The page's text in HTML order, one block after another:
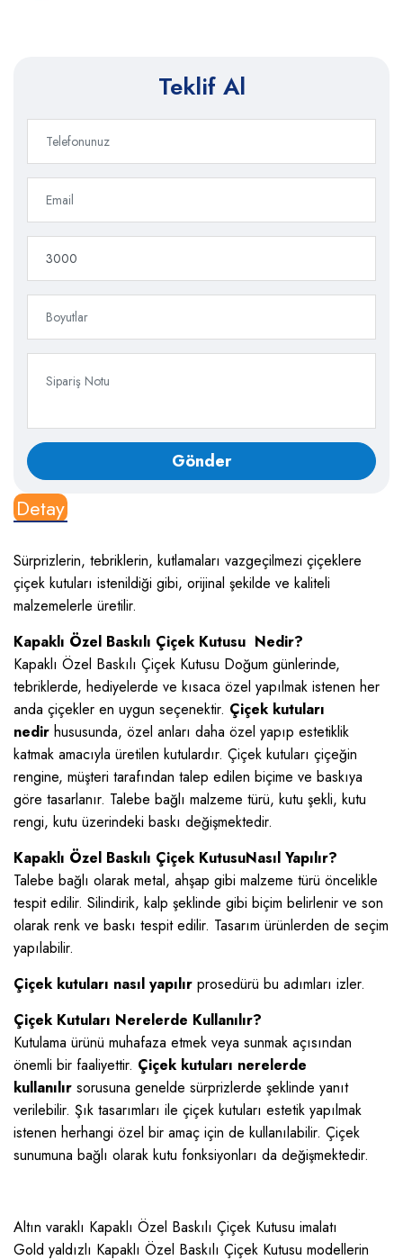
Teklif Al
Detay
Sürprizlerin, tebriklerin, kutlamaları vazgeçilmezi çiçeklere
çiçek kutuları istenildiği gibi, orijinal şekilde ve kaliteli
malzemelerle üretilir.
Kapaklı Özel Baskılı Çiçek Kutusu Nedir?
Kapaklı Özel Baskılı Çiçek Kutusu Doğum günlerinde,
tebriklerde, hediyelerde ve kısaca özel yapılmak istenen her
anda çiçekler en uygun seçenektir. Çiçek kutuları
nedir hususunda, özel anları daha özel yapıp estetiklik
katmak amacıyla üretilen kutulardır. Çiçek kutuları çiçeğin
rengine, müşteri tarafından talep edilen biçime ve baskıya
göre tasarlanır. Talebe bağlı malzeme türü, kutu şekli, kutu
rengi, kutu üzerindeki baskı değişmektedir.
Kapaklı Özel Baskılı Çiçek KutusuNasıl Yapılır?
Talebe bağlı olarak metal, ahşap gibi malzeme türü öncelikle
tespit edilir. Silindirik, kalp şeklinde gibi biçim belirlenir ve son
olarak renk ve baskı tespit edilir. Tasarım ürünlerden de seçim
yapılabilir.
Çiçek kutuları nasıl yapılır prosedürü bu adımları izler.
Çiçek Kutuları Nerelerde Kullanılır?
Kutulama ürünü muhafaza etmek veya sunmak açısından
önemli bir faaliyettir. Çiçek kutuları nerelerde
kullanılır sorusuna genelde sürprizlerde şeklinde yanıt
verilebilir. Şık tasarımları ile çiçek kutuları estetik yapılmak
istenen herhangi özel bir amaç için de kullanılabilir. Çiçek
sunumuna bağlı olarak kutu fonksiyonları da değişmektedir.
Altın varaklı Kapaklı Özel Baskılı Çiçek Kutusu imalatı
Gold yaldızlı Kapaklı Özel Baskılı Çiçek Kutusu modellerin